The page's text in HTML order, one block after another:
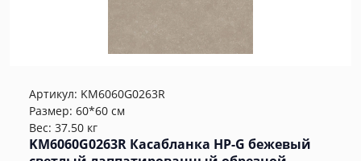
Артикул: KM6060G0263R
Размер: 60*60 см
Вес: 37.50 кг
KM6060G0263R Касабланка HP-G бежевый